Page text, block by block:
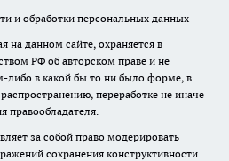
и обработки персональных данных
на данном сайте, охраняется в
РФ об авторском праве и не
либо в какой бы то ни было форме, в
переработке не иначе
правообладателя.
за собой право модерировать
сохранения конструктивности